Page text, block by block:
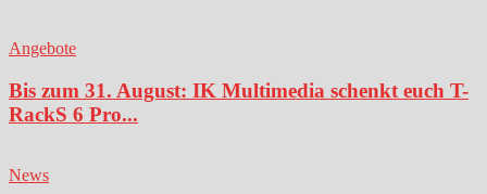
Angebote
Bis zum 31. August: IK Multimedia schenkt euch T-
RackS 6 Pro...
News